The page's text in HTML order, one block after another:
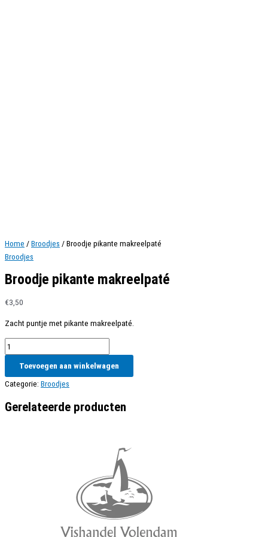
Home /Broodjes / Broodje pikante makreelpaté
Broodjes
Broodje pikante makreelpaté
€3,50
Zacht puntje met pikante makreelpaté.
Broodje
pikante
makreelpaté
aantal
Toevoegen aan winkelwagen
Categorie: Broodjes
Gerelateerde producten